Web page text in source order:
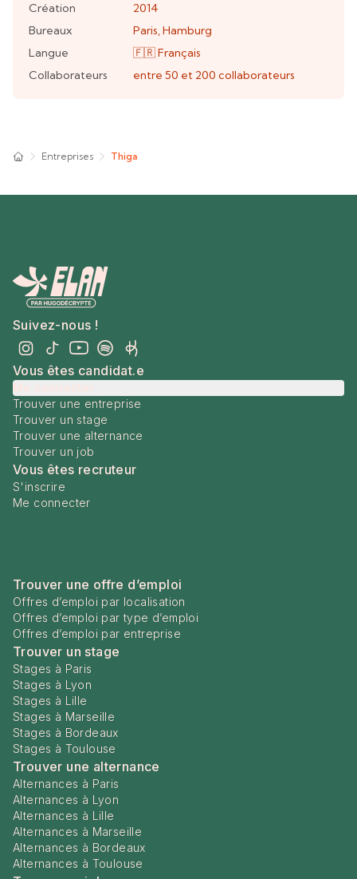
Création
2014
Bureaux
Paris,Hamburg
Langue
🇫🇷Français
Collaborateurs
entre 50 et 200 collaborateurs
Entreprises Thiga
Suivez-nous !
Vous êtes candidat.e
Trouver une entreprise
Trouver un stage
Trouver une alternance
Trouver un job
Vous êtes recruteur
S'inscrire
Me connecter
Trouver une offre d’emploi
Offres d’emploi par localisation
Offres d’emploi par type d’emploi
Offres d’emploi par entreprise
Trouver un stage
Stages à Paris
Stages à Lyon
Stages à Lille
Stages à Marseille
Stages à Bordeaux
Stages à Toulouse
Trouver une alternance
Alternances à Paris
Alternances à Lyon
Alternances à Lille
Alternances à Marseille
Alternances à Bordeaux
Alternances à Toulouse